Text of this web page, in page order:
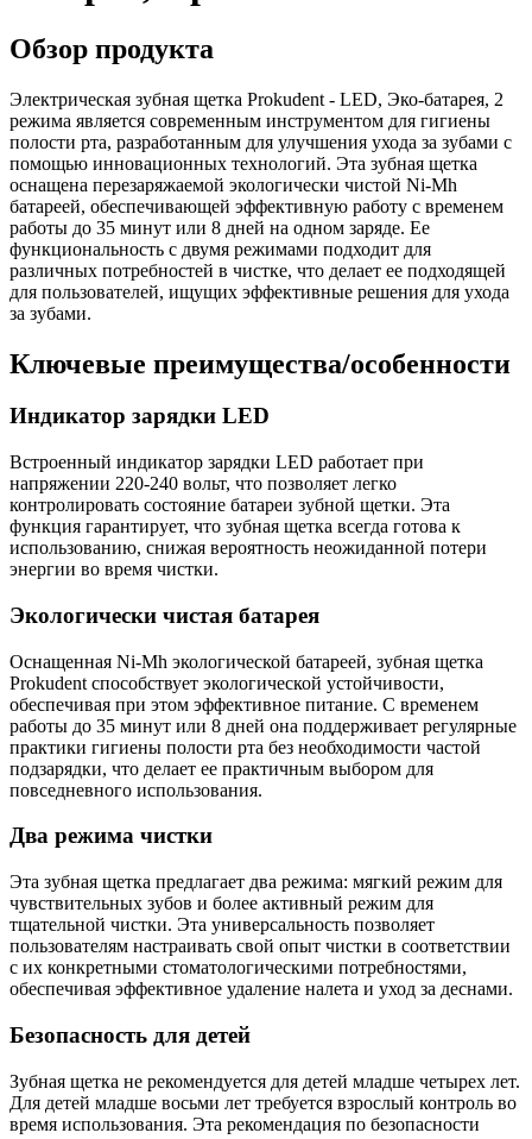
Обзор продукта
Электрическая зубная щетка Prokudent - LED, Эко-батарея, 2
режима является современным инструментом для гигиены
полости рта, разработанным для улучшения ухода за зубами с
помощью инновационных технологий. Эта зубная щетка
оснащена перезаряжаемой экологически чистой Ni-Mh
батареей, обеспечивающей эффективную работу с временем
работы до 35 минут или 8 дней на одном заряде. Ее
функциональность с двумя режимами подходит для
различных потребностей в чистке, что делает ее подходящей
для пользователей, ищущих эффективные решения для ухода
за зубами.
Ключевые преимущества/особенности
Индикатор зарядки LED
Встроенный индикатор зарядки LED работает при
напряжении 220-240 вольт, что позволяет легко
контролировать состояние батареи зубной щетки. Эта
функция гарантирует, что зубная щетка всегда готова к
использованию, снижая вероятность неожиданной потери
энергии во время чистки.
Экологически чистая батарея
Оснащенная Ni-Mh экологической батареей, зубная щетка
Prokudent способствует экологической устойчивости,
обеспечивая при этом эффективное питание. С временем
работы до 35 минут или 8 дней она поддерживает регулярные
практики гигиены полости рта без необходимости частой
подзарядки, что делает ее практичным выбором для
повседневного использования.
Два режима чистки
Эта зубная щетка предлагает два режима: мягкий режим для
чувствительных зубов и более активный режим для
тщательной чистки. Эта универсальность позволяет
пользователям настраивать свой опыт чистки в соответствии
с их конкретными стоматологическими потребностями,
обеспечивая эффективное удаление налета и уход за деснами.
Безопасность для детей
Зубная щетка не рекомендуется для детей младше четырех лет.
Для детей младше восьми лет требуется взрослый контроль во
время использования. Эта рекомендация по безопасности